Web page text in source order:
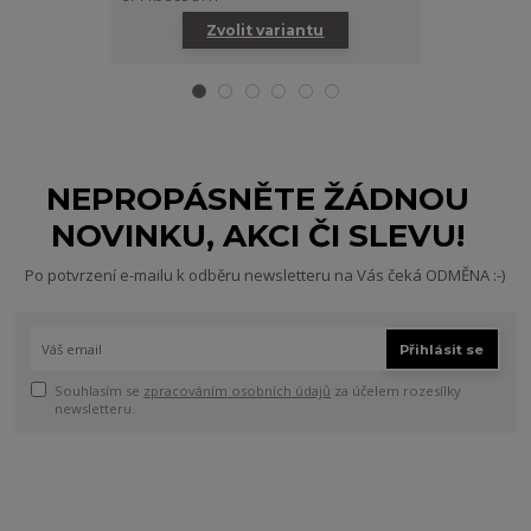
Zvolit variantu
NEPROPÁSNĚTE ŽÁDNOU
NOVINKU, AKCI ČI SLEVU!
Po potvrzení e-mailu k odběru newsletteru na Vás čeká ODMĚNA :-)
Přihlásit se
Souhlasím se zpracováním osobních údajů za účelem rozesílky
newsletteru.